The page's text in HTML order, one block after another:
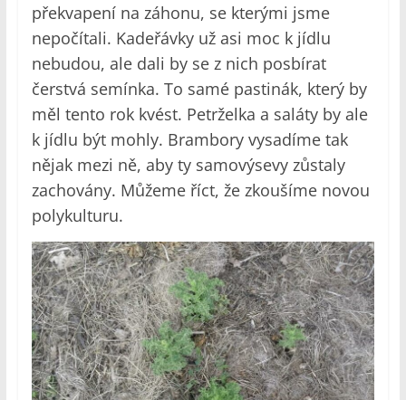
překvapení na záhonu, se kterými jsme
nepočítali. Kadeřávky už asi moc k jídlu
nebudou, ale dali by se z nich posbírat
čerstvá semínka. To samé pastinák, který by
měl tento rok kvést. Petrželka a saláty by ale
k jídlu být mohly. Brambory vysadíme tak
nějak mezi ně, aby ty samovýsevy zůstaly
zachovány. Můžeme říct, že zkoušíme novou
polykulturu.